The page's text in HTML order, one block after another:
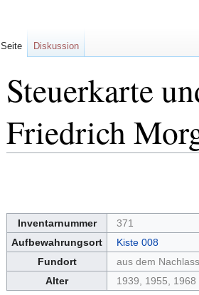
Steuerkarte
Friedrich
Inventarnummer
371
Aufbewahrungsort
Kiste 008
Fundort
aus dem
Alter
1939, 1955, 1968
Seite Diskussion